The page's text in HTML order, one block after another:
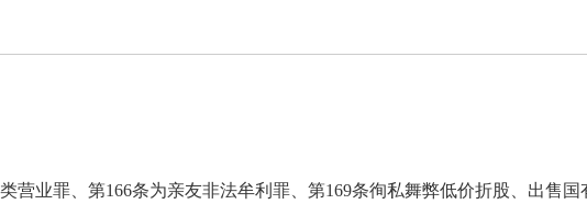
营业罪、第166条为亲友非法牟利罪、第169条徇私舞弊低价折股、出售